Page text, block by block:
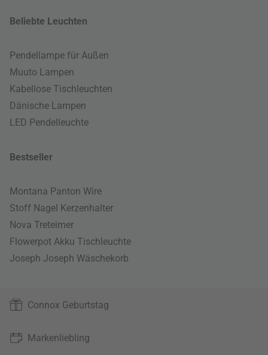
Beliebte Leuchten
Pendellampe für Außen
Muuto Lampen
Kabellose Tischleuchten
Dänische Lampen
LED Pendelleuchte
Bestseller
Montana Panton Wire
Stoff Nagel Kerzenhalter
Nova Treteimer
Flowerpot Akku Tischleuchte
Joseph Joseph Wäschekorb
Connox Geburtstag
Markenliebling